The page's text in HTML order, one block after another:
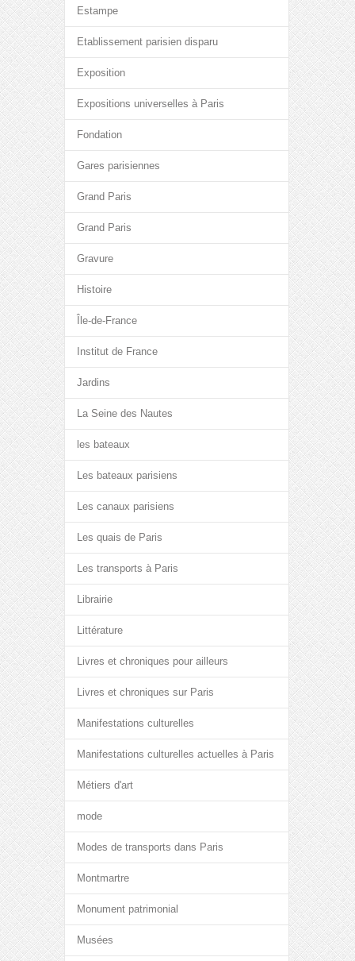
Estampe
Etablissement parisien disparu
Exposition
Expositions universelles à Paris
Fondation
Gares parisiennes
Grand Paris
Grand Paris
Gravure
Histoire
Île-de-France
Institut de France
Jardins
La Seine des Nautes
les bateaux
Les bateaux parisiens
Les canaux parisiens
Les quais de Paris
Les transports à Paris
Librairie
Littérature
Livres et chroniques pour ailleurs
Livres et chroniques sur Paris
Manifestations culturelles
Manifestations culturelles actuelles à Paris
Métiers d'art
mode
Modes de transports dans Paris
Montmartre
Monument patrimonial
Musées